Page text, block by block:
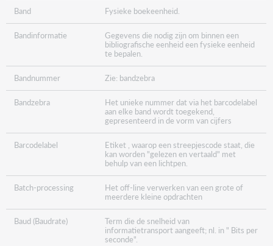
Band Fysieke boekeenheid.
Bandinformatie
Gegevens die nodig zijn om binnen een
bibliografische eenheid een fysieke eenheid
te bepalen.
Bandnummer Zie: bandzebra
Bandzebra
Het unieke nummer dat via het barcodelabel
aan elke band wordt toegekend,
gepresenteerd in de vorm van cijfers
Barcodelabel
Etiket , waarop een streepjescode staat, die
kan worden "gelezen en vertaald" met
behulp van een lichtpen.
Batch-processing
Het off-line verwerken van een grote of
meerdere kleine opdrachten
Baud (Baudrate)
Term die de snelheid van
informatietransport aangeeft; nl. in " Bits per
seconde".